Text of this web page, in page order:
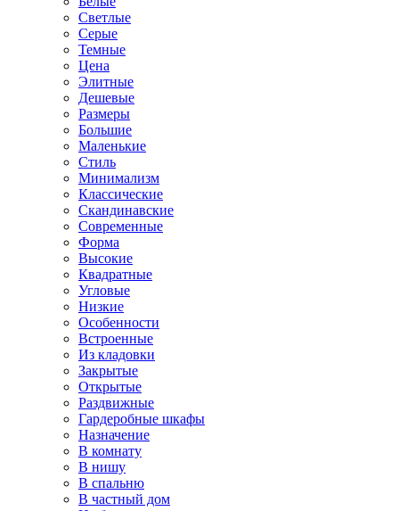
Светлые
Серые
Темные
Цена
Элитные
Дешевые
Размеры
Большие
Маленькие
Стиль
Минимализм
Классические
Скандинавские
Современные
Форма
Высокие
Квадратные
Угловые
Низкие
Особенности
Встроенные
Из кладовки
Закрытые
Открытые
Раздвижные
Гардеробные шкафы
Назначение
В комнату
В нишу
В спальню
В частный дом